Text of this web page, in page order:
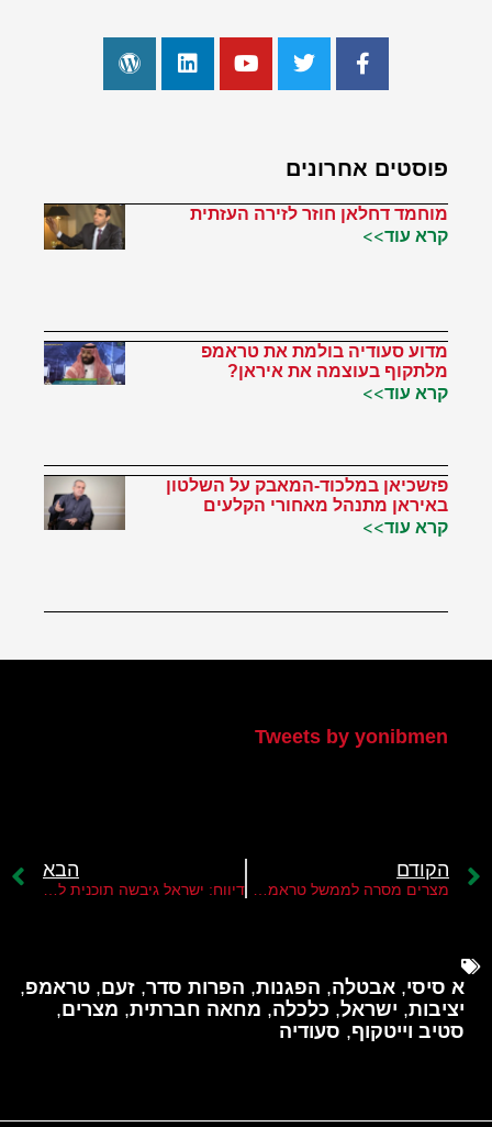
פוסטים אחרונים
מוחמד דחלאן חוזר לזירה העזתית
קרא עוד>>
מדוע סעודיה בולמת את טראמפ
מלתקוף בעוצמה את איראן?
קרא עוד>>
פזשכיאן במלכוד-המאבק על השלטון
באיראן מתנהל מאחורי הקלעים
קרא עוד>>
Tweets by yonibmen
הקודם הבא
א סיסי, אבטלה, הפגנות, הפרות סדר, זעם, טראמפ,
יציבות, ישראל, כלכלה, מחאה חברתית, מצרים,
סטיב וייטקוף, סעודיה